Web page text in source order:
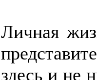
Личная
здесь и не